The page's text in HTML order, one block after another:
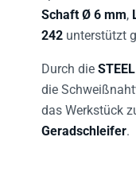
Schaft Ø 6 mm
242 unterstützt
Durch die
die
das Werkstück
Geradschleifer